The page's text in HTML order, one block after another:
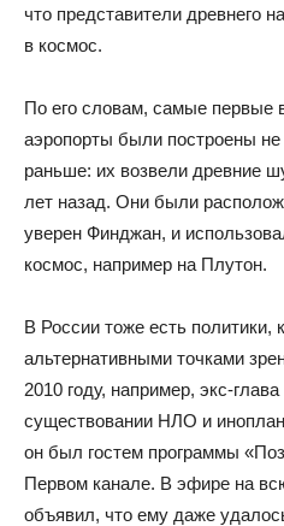
что представители
в космос.
По его словам, самые первые
аэропорты были построены не
раньше: их возвели древние
лет назад. Они были
уверен Финджан, и
космос, например на Плутон.
В России тоже есть политики,
альтернативными точками
2010 году, например, экс-
существовании НЛО и
он был гостем программы
Первом канале. В эфире на
объявил, что ему даже